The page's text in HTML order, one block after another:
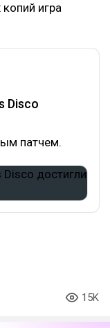
игра
Disco
патчем.
15K